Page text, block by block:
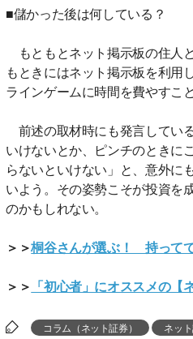
■儲かった後は何している？
もともとネット掲示板の住人
もときにはネット掲示板を利用
ラインゲームに時間を費やすこ
前述の取材時にも発言してい
いけないとか、ピンチのときに
らないといけない」と、意外に
いよう。その姿勢こそが投資を
のかもしれない。
＞＞桐谷さんが選ぶ！ 持って
＞＞ 「初心者」にオススメの【
コラム（ネット証券） ネッ